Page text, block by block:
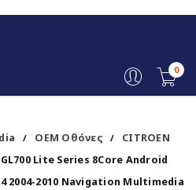
0
/ OEM Οθόνες / CITROEN
Lite Series 8Core Android
2004-2010 Navigation Multimedia